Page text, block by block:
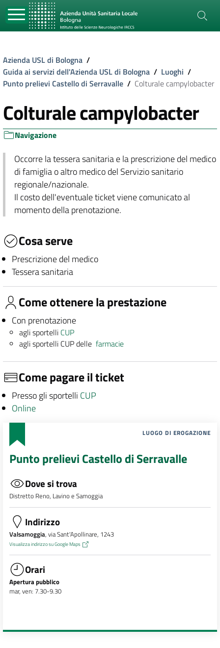
Azienda USL di Bologna /
Guida ai servizi dell'Azienda USL di Bologna / Luoghi /
Punto prelievi Castello di Serravalle / Colturale campylobacter
Colturale campylobacter
Navigazione
Occorre la tessera sanitaria e la prescrizione del medico
di famiglia o altro medico del Servizio sanitario
regionale/nazionale.
Il costo dell'eventuale ticket viene comunicato al
momento della prenotazione.
Cosa serve
Prescrizione del medico
Tessera sanitaria
Come ottenere la prestazione
Con prenotazione
agli sportelli CUP
agli sportelli CUP dellefarmacie
Come pagare il ticket
Presso gli sportelli CUP
Online
LUOGO DI EROGAZIONE
Punto prelievi Castello di Serravalle
Dove si trova
Distretto Reno, Lavino e Samoggia
Indirizzo
Valsamoggia, via Sant'Apollinare, 1243
Visualizza indirizzo su Google Maps
Orari
Apertura pubblico
mar, ven: 7.30-9.30